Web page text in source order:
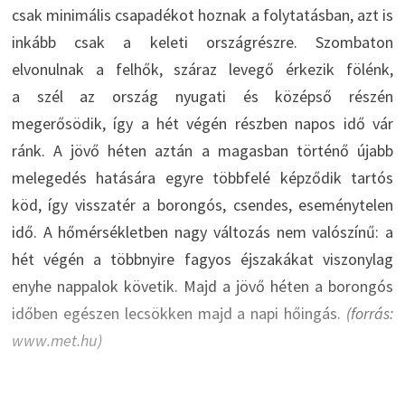
csak minimális csapadékot hoznak a folytatásban, azt is
inkább csak a keleti országrészre. Szombaton
elvonulnak a felhők, száraz levegő érkezik fölénk,
a szél az ország nyugati és középső részén
megerősödik, így a hét végén részben napos idő vár
ránk. A jövő héten aztán a magasban történő újabb
melegedés hatására egyre többfelé képződik tartós
köd, így visszatér a borongós, csendes, eseménytelen
idő. A hőmérsékletben nagy változás nem valószínű: a
hét végén a többnyire fagyos éjszakákat viszonylag
enyhe nappalok követik. Majd a jövő héten a borongós
időben egészen lecsökken majd a napi hőingás. (forrás:
www.met.hu)